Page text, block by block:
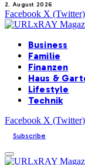
2. August 2026
Facebook X (Twitter)
Business
Familie
Finanzen
Haus &
Lifestyle
Technik
Facebook X (Twitter)
Subscribe